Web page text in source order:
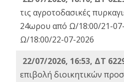
τις αγροτοδασικές
24ωρου από Ω/18:00/21-
Ω/18:00/22-07-2026
22/07/2026, 16:53, ΔΤ
επιβολή διοικητικών